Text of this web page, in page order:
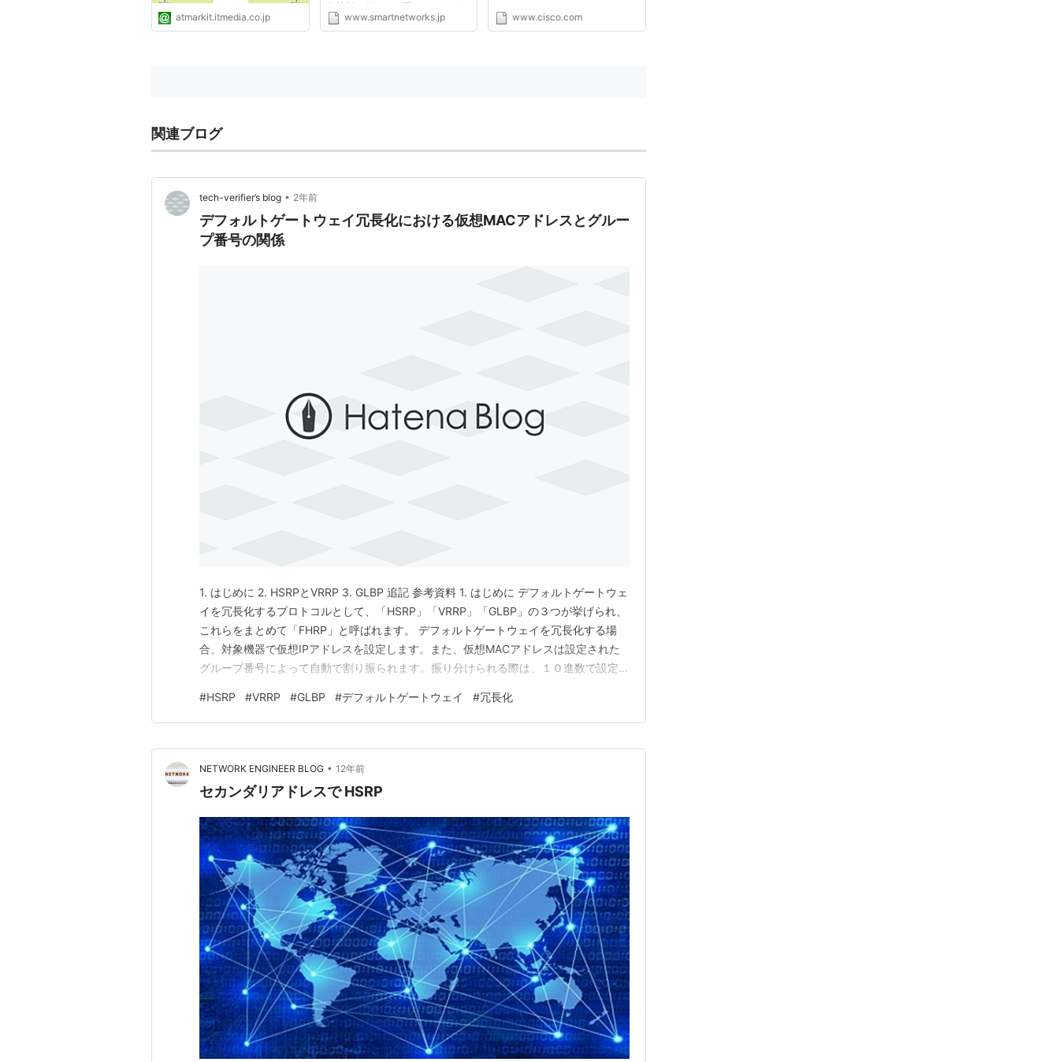
atmarkit.itmedia.co.jp
術情報を併せてお届けします. (マ
ガジンID：0000181633)
www.smartnetworks.jp
Configuring Static Mapping
www.cisco.com
関連ブログ
tech-verifier’s blog • 2年前
デフォルトゲートウェイ冗長化における仮想MACアドレスとグルー
プ番号の関係
1. はじめに 2. HSRPとVRRP 3. GLBP 追記 参考資料 1. はじめに デフォルトゲートウェ
イを冗長化するプロトコルとして、「HSRP」「VRRP」「GLBP」の３つが挙げられ、
これらをまとめて「FHRP」と呼ばれます。 デフォルトゲートウェイを冗長化する場
合、対象機器で仮想IPアドレスを設定します。また、仮想MACアドレスは設定された
グループ番号によって自動で割り振られます。振り分けられる際は、１０進数で設定し
MACアドレスとグループ番号の関係について書いていきます。 ※今回の記事で記載し
ているH…
#HSRP #VRRP #GLBP #デフォルトゲートウェイ #冗長化
NETWORK ENGINEER BLOG • 12年前
セカンダリアドレスで HSRP